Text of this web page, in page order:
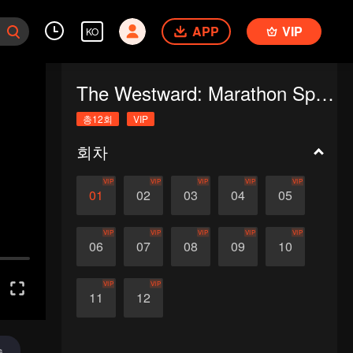
KO APP VIP
The Westward: Marathon Special
총12회 VIP
회차
01
VIP
02
VIP
03
VIP
04
VIP
05
VIP
06
VIP
07
VIP
08
VIP
09
VIP
10
VIP
11
VIP
12
VIP